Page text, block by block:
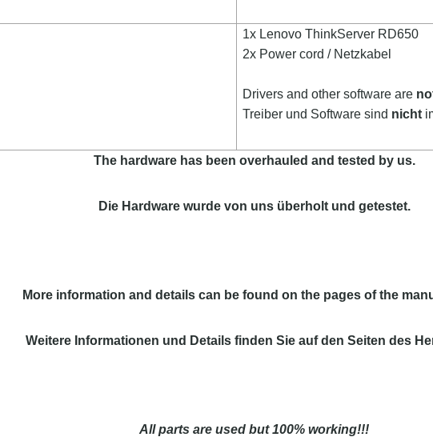
1x Lenovo ThinkServer RD650
2x Power cord / Netzkabel
Drivers and other software are
Treiber und Software sind nicht
The hardware has been overhauled and tested by us.
Die Hardware wurde von uns überholt und getestet.
More information and details can be found on the pages of the
Weitere Informationen und Details finden Sie auf den Seiten des
All parts are used but 100% working!!!